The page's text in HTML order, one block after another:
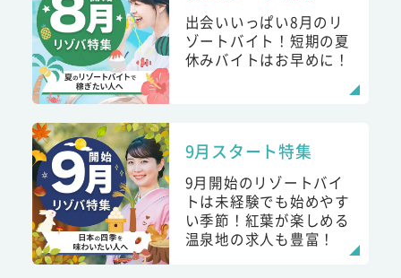
出会いいっぱい8月のリ
ゾートバイト！短期の夏
休みバイトはお早めに！
9月スタート特集
9月開始のリゾートバイ
トは未経験でも始めやす
い季節！紅葉が楽しめる
温泉地の求人も豊富！